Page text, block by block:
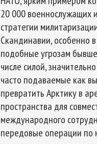
20 000 военнослужащих
стратегии
Скандинавии, особенно
подобные угрозам
числе силой,
часто подаваемые как
превратить Арктику в
пространства для
международного
передовые операции по